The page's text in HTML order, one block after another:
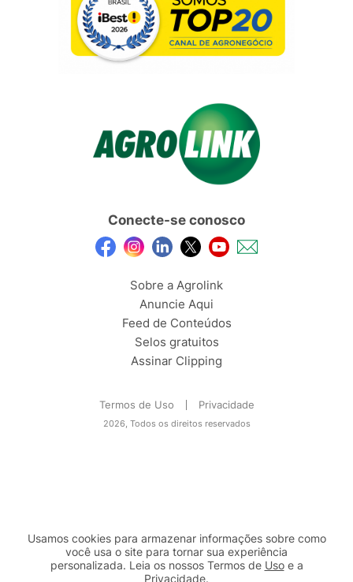
Conecte-se conosco
Sobre a Agrolink
Anuncie Aqui
Feed de Conteúdos
Selos gratuitos
Assinar Clipping
Termos de Uso Privacidade
2026, Todos os direitos reservados
Usamos cookies para armazenar informações sobre como
você usa o site para tornar sua experiência
personalizada. Leia os nossos Termos de Usoe a
Privacidade.